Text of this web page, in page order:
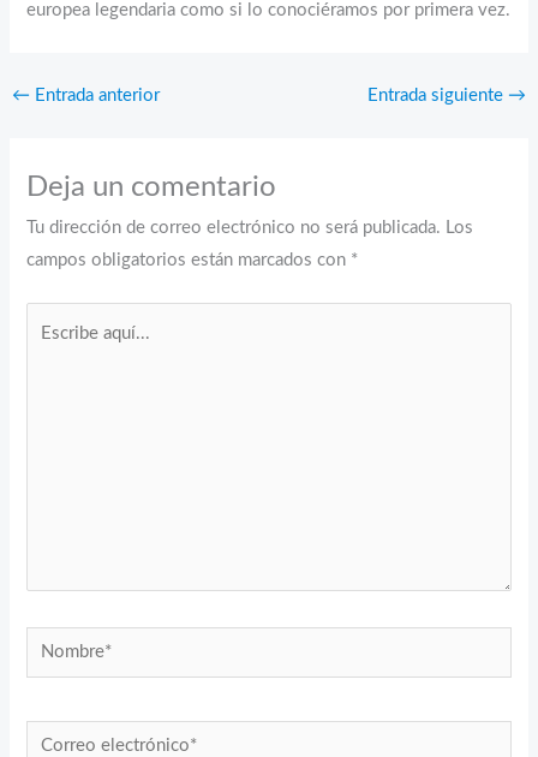
europea legendaria como si lo conociéramos por primera vez.
← Entrada anterior Entrada siguiente →
Deja un comentario
Tu dirección de correo electrónico no será publicada. Los
campos obligatorios están marcados con *
Nombre*
Correo